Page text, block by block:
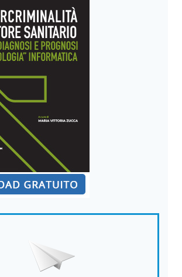
POSSESSORI
DI
CRYPTO
WALLET